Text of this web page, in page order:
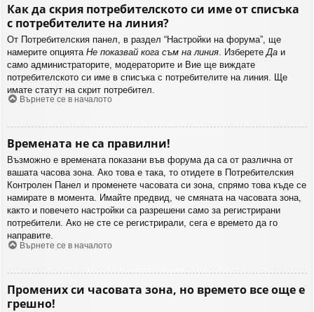
Как да скрия потребителското си име от списъка
с потребителите на линия?
От Потребителския панел, в раздел “Настройки на форума”, ще
намерите опцията Не показвай кога съм на линия . Изберете Да и
само администраторите, модераторите и Вие ще виждате
потребителското си име в списъка с потребителите на линия. Ще
имате статут на скрит потребител.
Върнете се в началото
Времената не са правилни!
Възможно е времената показани във форума да са от различна от
вашата часова зона. Ако това е така, то отидете в Потребителския
Контролен Панел и променете часовата си зона, спрямо това къде се
намирате в момента. Имайте предвид, че смяната на часовата зона,
както и повечето настройки са разрешени само за регистрирани
потребители. Ако не сте се регистрирали, сега е времето да го
направите.
Върнете се в началото
Промених си часовата зона, но времето все още е
грешно!